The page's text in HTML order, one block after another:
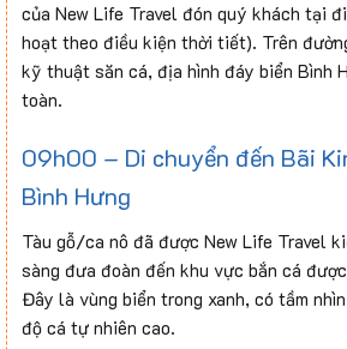
của New Life Travel đón quý khách tại
hoạt theo điều kiện thời tiết). Trên
kỹ thuật săn cá, địa hình đáy biển Bình
toàn.
09h00 – Di chuyển đến Bãi
Bình Hưng
Tàu gỗ/ca nô đã được New Life Travel
sàng đưa đoàn đến khu vực bắn cá
Đây là vùng biển trong xanh, có tầm
độ cá tự nhiên cao.